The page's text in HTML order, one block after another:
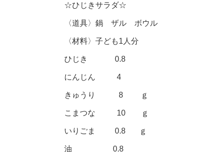
☆ひじきサラダ☆
〈道具〉鍋 ザル ボウル
〈材料〉子ども1人分
ひじき 0.8
にんじん 4
きゅうり 8 ｇ
こまつな 10 ｇ
いりごま 0.8 ｇ
油 0.8